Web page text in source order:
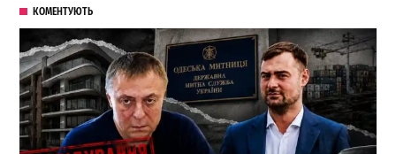
КОМЕНТУЮТЬ